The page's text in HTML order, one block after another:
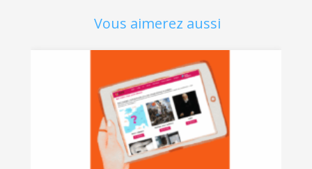
Vous aimerez aussi